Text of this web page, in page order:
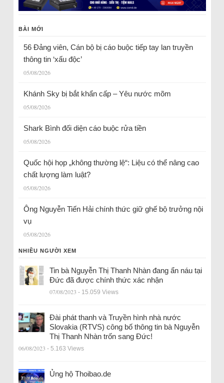
BÀI MỚI
56 Đảng viên, Cán bộ bị cáo buộc tiếp tay lan truyền
thông tin ‘xấu độc’
05/08/2026
Khánh Sky bị bắt khẩn cấp – Yêu nước mõm
05/08/2026
Shark Bình đối diện cáo buộc rửa tiền
05/08/2026
Quốc hội họp „không thường lệ“: Liệu có thể nâng cao
chất lượng làm luật?
05/08/2026
Ông Nguyễn Tiến Hải chính thức giữ ghế bộ trưởng nội
vụ
05/08/2026
NHIỀU NGƯỜI XEM
Tin bà Nguyễn Thị Thanh Nhàn đang ẩn náu tại
Đức đã được chính thức xác nhận
07/08/2023 - 15.059 Views
Đài phát thanh và Truyền hình nhà nước
Slovakia (RTVS) công bố thông tin bà Nguyễn
Thị Thanh Nhàn trốn sang Đức!
06/08/2023 - 5.163 Views
Ủng hộ Thoibao.de